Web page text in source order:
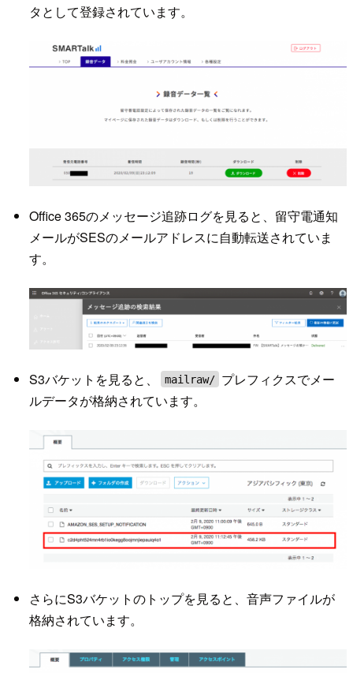
タとして登録されています。
Office 365のメッセージ追跡ログを見ると、留守電通知
メールがSESのメールアドレスに自動転送されていま
す。
S3バケットを見ると、 mailraw/ プレフィクスでメー
ルデータが格納されています。
さらにS3バケットのトップを見ると、音声ファイルが
格納されています。